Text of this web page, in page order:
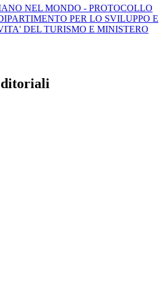
NEL MONDO - PROTOCOLLO
PER LO SVILUPPO E
DEL TURISMO E MINISTERO